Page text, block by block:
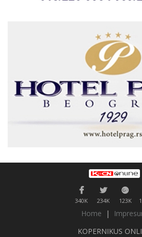
340K 234K 123K
Home |
KOPERNIKUS